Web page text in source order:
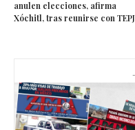
anulen elecciones, afirma
Xóchitl, tras reunirse con